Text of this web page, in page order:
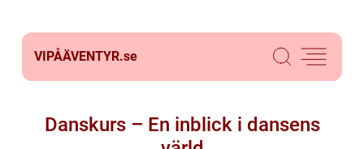
VIPÅÄVENTYR.se
Danskurs – En inblick i dansens